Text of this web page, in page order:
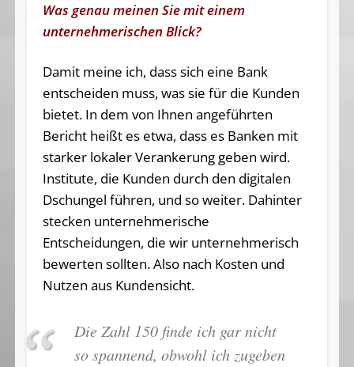
Was genau meinen Sie mit einem
unternehmerischen Blick?
Damit meine ich, dass sich eine Bank
entscheiden muss, was sie für die Kunden
bietet. In dem von Ihnen angeführten
Bericht heißt es etwa, dass es Banken mit
starker lokaler Verankerung geben wird.
Institute, die Kunden durch den digitalen
Dschungel führen, und so weiter. Dahinter
stecken unternehmerische
Entscheidungen, die wir unternehmerisch
bewerten sollten. Also nach Kosten und
Nutzen aus Kundensicht.
Die Zahl 150 finde ich gar nicht
so spannend, obwohl ich zugeben